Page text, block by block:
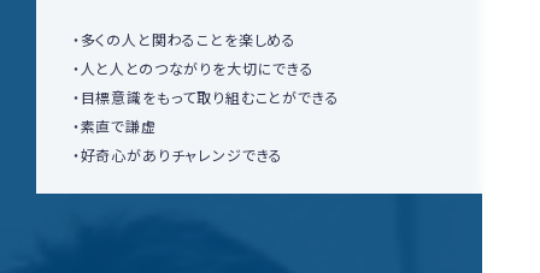
・多くの人と関わることを楽しめる
・人と人とのつながりを大切にできる
・目標意識をもって取り組むことができる
・素直で謙虚
・好奇心がありチャレンジできる